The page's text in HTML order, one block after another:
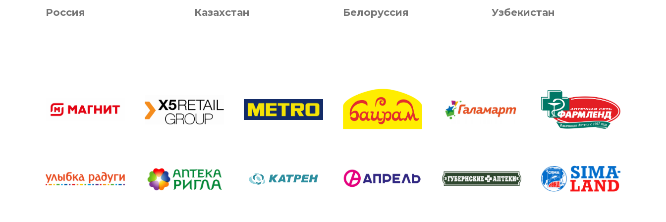
Россия Казахстан Белоруссия Узбекистан